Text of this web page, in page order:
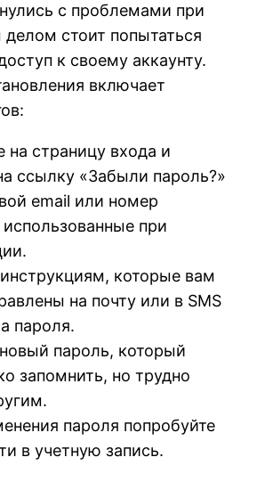
с проблемами при
стоит попытаться
к своему аккаунту.
включает
на страницу входа и
ссылку «Забыли пароль?»
email или номер
при
которые вам
на почту или в SMS
пароля.
пароль, который
запомнить, но трудно
пароля попробуйте
в учетную запись.